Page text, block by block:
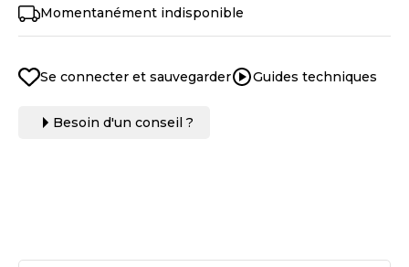
Momentanément indisponible
Se connecter et sauvegarder Guides techniques
Besoin d'un conseil ?